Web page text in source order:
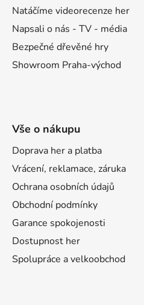
Natáčíme videorecenze her
Napsali o nás - TV - média
Bezpečné dřevěné hry
Showroom Praha-východ
Vše o nákupu
Doprava her a platba
Vrácení, reklamace, záruka
Ochrana osobních údajů
Obchodní podmínky
Garance spokojenosti
Dostupnost her
Spolupráce a velkoobchod